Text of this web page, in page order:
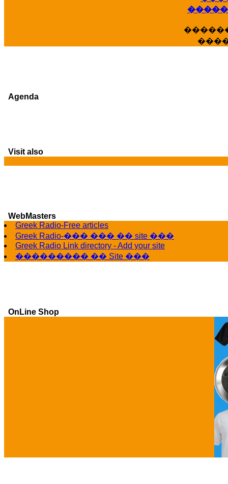
Agenda
Visit also
WebMasters
Greek Radio-Free articles
Greek Radio-��� ��� �� site ���
Greek Radio Link directory - Add your site
��������� �� Site ���
OnLine Shop